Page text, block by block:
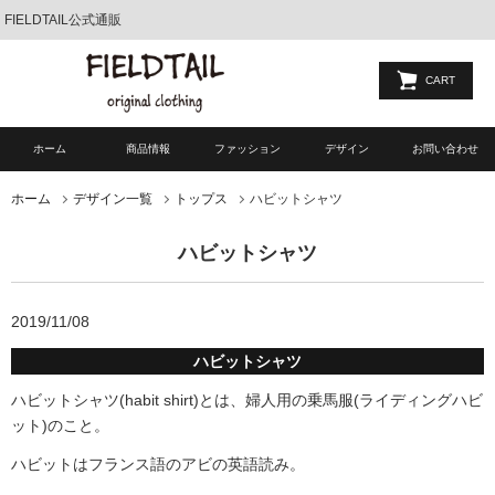
FIELDTAIL公式通販
CART
ホーム 商品情報 ファッション デザイン お問い合わせ
ホーム デザイン一覧 トップス ハビットシャツ
ハビットシャツ
2019/11/08
ハビットシャツ
ハビットシャツ(habit shirt)とは、婦人用の乗馬服(ライディングハビ
ット)のこと。
ハビットはフランス語のアビの英語読み。